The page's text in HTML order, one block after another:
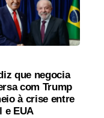
que negocia
com Trump
à crise entre
e EUA